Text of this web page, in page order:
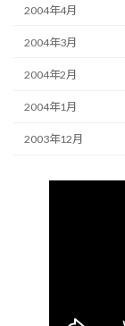
2004年4月
2004年3月
2004年2月
2004年1月
2003年12月